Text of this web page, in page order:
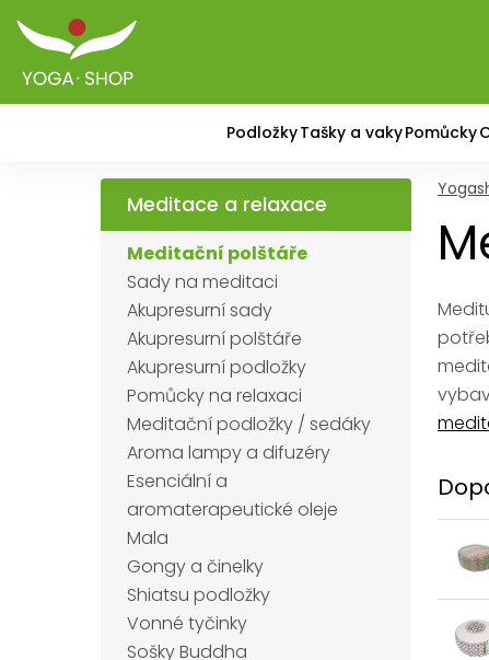
PodložkyTašky a vakyPomůcky
Meditace a relaxace
Meditační polštáře
Sady na meditaci
Akupresurní sady
Akupresurní polštáře
Akupresurní podložky
Pomůcky na relaxaci
Meditační podložky / sedáky
Aroma lampy a difuzéry
Esenciální a
aromaterapeutické oleje
Mala
Gongy a činelky
Shiatsu podložky
Vonné tyčinky
Sošky Buddha